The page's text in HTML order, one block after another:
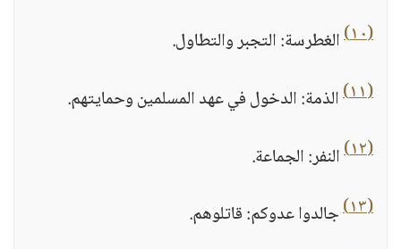
(١٠)
الغطرسة: التجبر والتطاول.
(١١)
الذمة: الدخول في عهد المسلمين وحمايتهم.
(١٢)
النفر: الجماعة.
(١٣)
جالدوا عدوكم: قاتلوهم.